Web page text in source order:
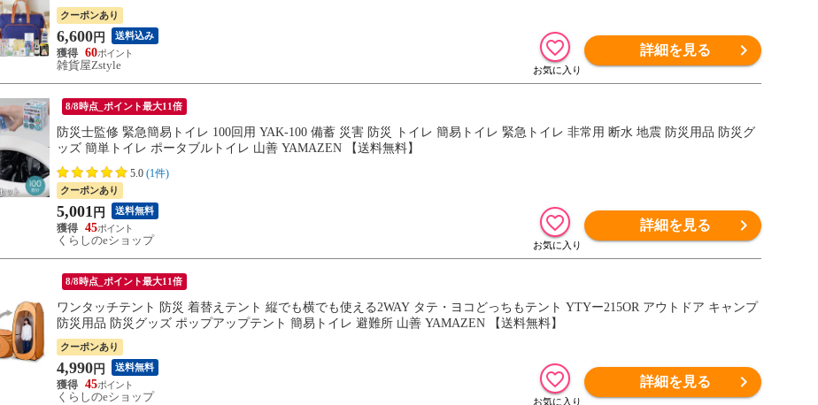
クーポンあり
6,600 円 送料込み
60
雑貨屋Zstyle
詳細を見る
8/8時点_ポイント最大11倍
防災士監修 緊急簡易トイレ 100回用 YAK-100 備蓄 災害 防災 トイレ 簡易トイレ 緊急トイレ 非常用 断水 地震 防災用品 防災グ
ッズ 簡単トイレ ポータブルトイレ 山善 YAMAZEN 【送料無料】
5.0 (1件)
クーポンあり
5,001 円 送料無料
45
くらしのeショップ
詳細を見る
8/8時点_ポイント最大11倍
ワンタッチテント 防災 着替えテント 縦でも横でも使える2WAY タテ・ヨコどっちもテント YTYー215OR アウトドア キャンプ
防災用品 防災グッズ ポップアップテント 簡易トイレ 避難所 山善 YAMAZEN 【送料無料】
クーポンあり
4,990 円 送料無料
45
くらしのeショップ
詳細を見る